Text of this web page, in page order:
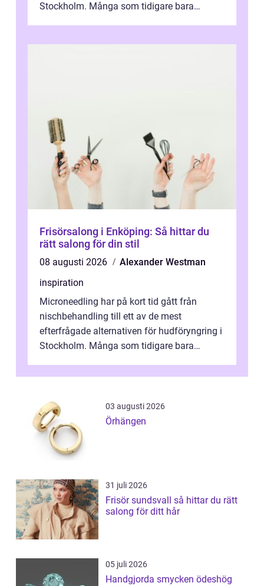
Stockholm. Många som tidigare bara
Frisörsalong i Enköping: Så hittar du
rätt salong för din stil
08 augusti 2026
Alexander Westman
inspiration
Microneedling har på kort tid gått från
nischbehandling till ett av de mest
efterfrågade alternativen för hudföryngring i
Stockholm. Många som tidigare bara
03 augusti 2026
Örhängen
31 juli 2026
Frisör sundsvall så hittar du rätt
salong för ditt hår
05 juli 2026
Handgjorda smycken ödeshög